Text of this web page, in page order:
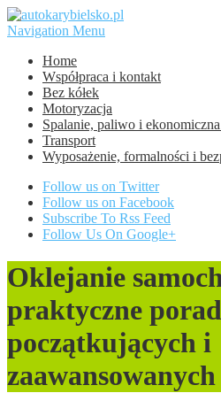
Navigation Menu
Home
Współpraca i kontakt
Bez kółek
Motoryzacja
Spalanie, paliwo i
Transport
Wyposażenie, formalności i
Follow us on Twitter
Follow us on Facebook
Subscribe To Rss Feed
Follow Us On Google+
Oklejanie
praktyczne
początkujących i
zaawansowanych